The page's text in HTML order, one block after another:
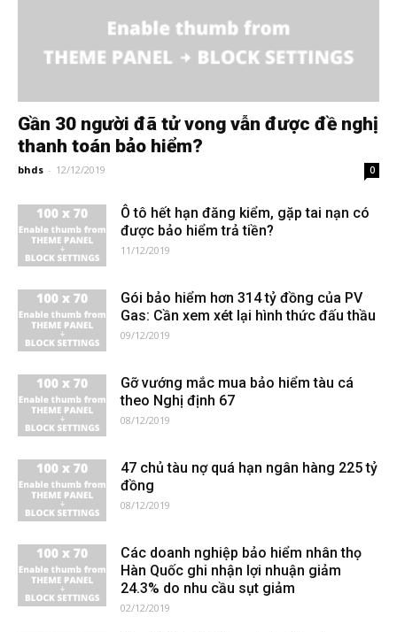
Gần 30 người đã tử vong vẫn được đề nghị
thanh toán bảo hiểm?
bhds - 12/12/2019 0
Ô tô hết hạn đăng kiểm, gặp tai nạn có
được bảo hiểm trả tiền?
11/12/2019
Gói bảo hiểm hơn 314 tỷ đồng của PV
Gas: Cần xem xét lại hình thức đấu thầu
09/12/2019
Gỡ vướng mắc mua bảo hiểm tàu cá
theo Nghị định 67
08/12/2019
47 chủ tàu nợ quá hạn ngân hàng 225 tỷ
đồng
08/12/2019
Các doanh nghiệp bảo hiểm nhân thọ
Hàn Quốc ghi nhận lợi nhuận giảm
24.3% do nhu cầu sụt giảm
02/12/2019